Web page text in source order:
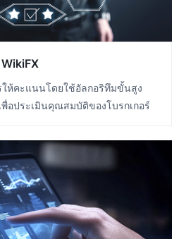
ให้คะแนนโดยใช้อัลกอริทึมขั้นสูง
อประเมินคุณสมบัติของโบรกเกอร์